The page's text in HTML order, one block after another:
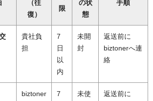
（往
復）
限
の状
態
手順
貴社負
担
7
日
以
内
未開
封
返送前に
biztonerへ連
絡
biztoner
7
未使
返送前に